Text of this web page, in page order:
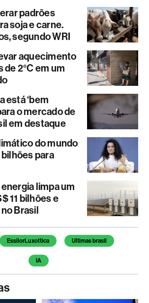
padrões
soja e carne.
segundo WRI
aquecimento
de 2°C em um
está ‘bem
o mercado de
em destaque
do mundo
para
limpa um
11 bilhões e
Brasil
EssilorLuxottica Ultimas brasil
IA